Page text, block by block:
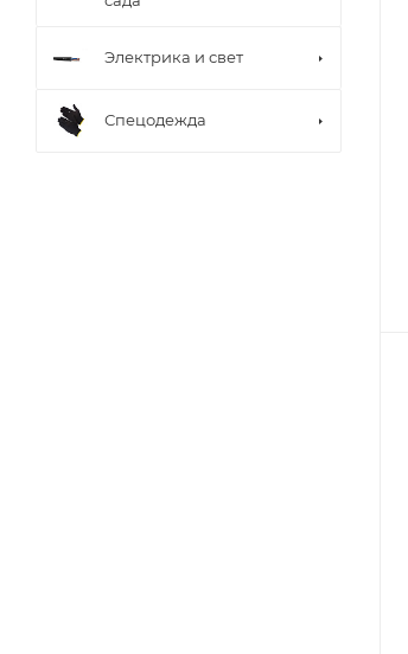
Электрика и свет
Спецодежда